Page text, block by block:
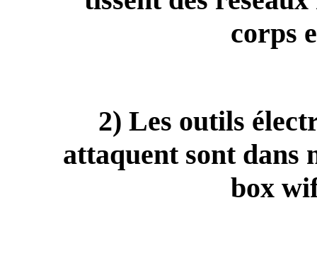
corps
2) Les outils
attaquent sont dans
box